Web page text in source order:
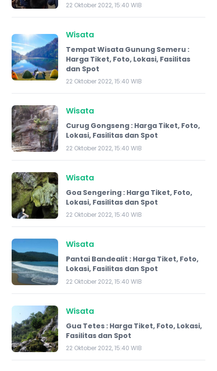
22 Oktober 2022, 15:40 WIB
Wisata
Tempat Wisata Gunung Semeru :
Harga Tiket, Foto, Lokasi, Fasilitas
dan Spot
22 Oktober 2022, 15:40 WIB
Wisata
Curug Gongseng : Harga Tiket, Foto,
Lokasi, Fasilitas dan Spot
22 Oktober 2022, 15:40 WIB
Wisata
Goa Sengering : Harga Tiket, Foto,
Lokasi, Fasilitas dan Spot
22 Oktober 2022, 15:40 WIB
Wisata
Pantai Bandealit : Harga Tiket, Foto,
Lokasi, Fasilitas dan Spot
22 Oktober 2022, 15:40 WIB
Wisata
​Gua Tetes : Harga Tiket, Foto, Lokasi,
Fasilitas dan Spot
22 Oktober 2022, 15:40 WIB